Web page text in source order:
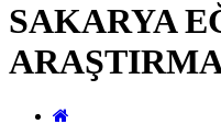
SAKARYA